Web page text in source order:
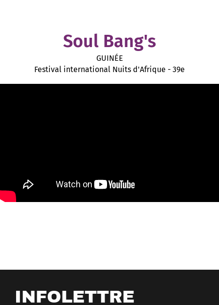
Soul Bang's
GUINÉE
Festival international Nuits d'Afrique - 39e
INFOLETTRE